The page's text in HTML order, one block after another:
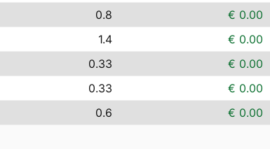
0.8 € 0.00
1.4 € 0.00
0.33 € 0.00
0.33 € 0.00
0.6 € 0.00